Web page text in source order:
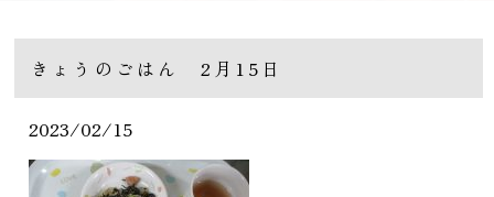
きょうのごはん 2月15日
2023/02/15